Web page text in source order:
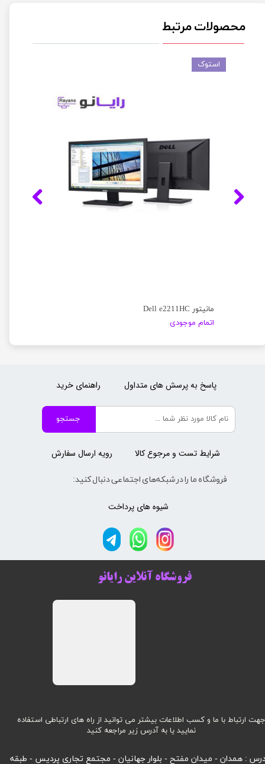
محصولات مرتبط
مانیتور Dell e2211HC
اتمام موجودی
استوک
جهت ارتباط با ما و کسب اطلاعات بیشتر می توانید از راه های ارتباطی استفاده
نمایید یا به آدرس زیر مراجعه کنید
: همدان - میدان مفتح - بلوار جهانیان - مجتمع تجاری پردیس - طبقه
فروشگاه آنلاین رایانو
جستجو
فروشگاه ما را در شبکه‌های اجتماعی دنبال کنید:
رویه ارسال سفارش
راهنمای خرید
شیوه های پرداخت
پاسخ به پرسش های متداول
شرایط تست و مرجوع کالا